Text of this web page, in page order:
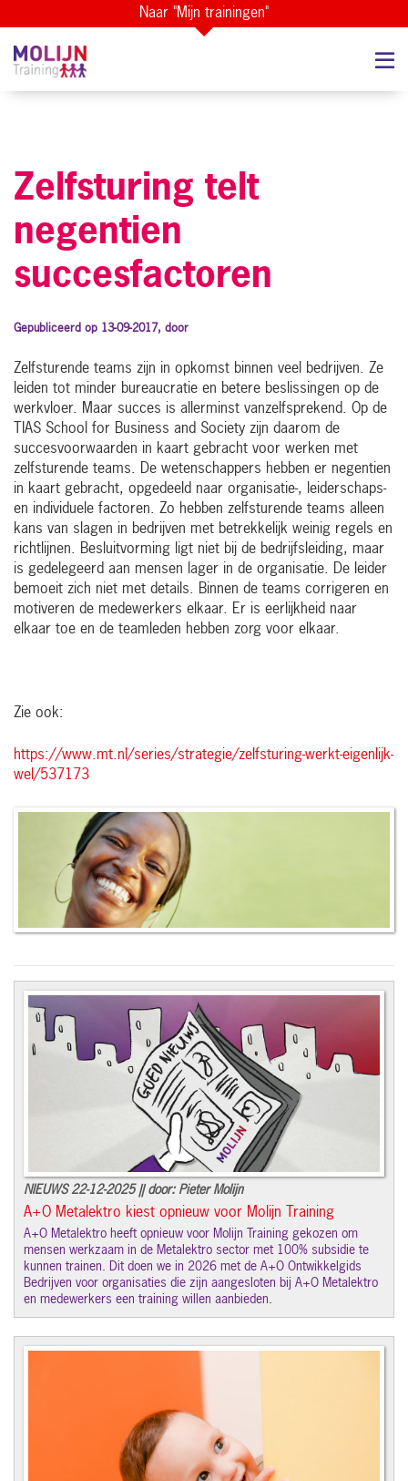
Naar "Mijn trainingen"
Zelfsturing telt
negentien
succesfactoren
Gepubliceerd op 13-09-2017, door
Zelfsturende teams zijn in opkomst binnen veel bedrijven. Ze
leiden tot minder bureaucratie en betere beslissingen op de
werkvloer. Maar succes is allerminst vanzelfsprekend. Op de
TIAS School for Business and Society zijn daarom de
succesvoorwaarden in kaart gebracht voor werken met
zelfsturende teams. De wetenschappers hebben er negentien
in kaart gebracht, opgedeeld naar organisatie-, leiderschaps-
en individuele factoren. Zo hebben zelfsturende teams alleen
kans van slagen in bedrijven met betrekkelijk weinig regels en
richtlijnen. Besluitvorming ligt niet bij de bedrijfsleiding, maar
is gedelegeerd aan mensen lager in de organisatie. De leider
bemoeit zich niet met details. Binnen de teams corrigeren en
motiveren de medewerkers elkaar. Er is eerlijkheid naar
elkaar toe en de teamleden hebben zorg voor elkaar.
Zie ook:
https://www.mt.nl/series/strategie/zelfsturing-werkt-eigenlijk-
wel/537173
NIEUWS 22-12-2025 || door: Pieter Molijn
A+O Metalektro kiest opnieuw voor Molijn Training
A+O Metalektro heeft opnieuw voor Molijn Training gekozen om
mensen werkzaam in de Metalektro sector met 100% subsidie te
kunnen trainen. Dit doen we in 2026 met de A+O Ontwikkelgids
Bedrijven voor organisaties die zijn aangesloten bij A+O Metalektro
en medewerkers een training willen aanbieden.